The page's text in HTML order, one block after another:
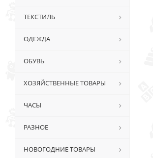
ТЕКСТИЛЬ
ОДЕЖДА
ОБУВЬ
ХОЗЯЙСТВЕННЫЕ ТОВАРЫ
ЧАСЫ
РАЗНОЕ
НОВОГОДНИЕ ТОВАРЫ